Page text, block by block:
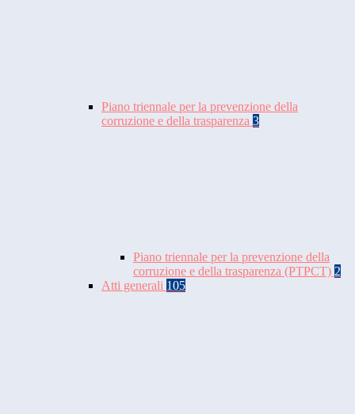
Piano triennale per la prevenzione della
corruzione e della trasparenza 3
Piano triennale per la prevenzione della
corruzione e della trasparenza (PTPCT) 2
Atti generali 105